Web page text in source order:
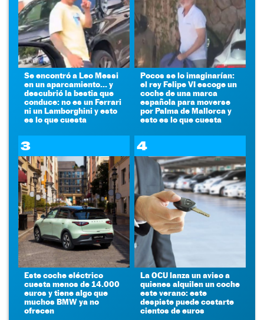
Se encontró a Leo Messi
en un aparcamiento... y
descubrió la bestia que
conduce: no es un Ferrari
ni un Lamborghini y esto
es lo que cuesta
Pocos se lo imaginarían:
el rey Felipe VI escoge un
coche de una marca
española para moverse
por Palma de Mallorca y
esto es lo que cuesta
3
Este coche eléctrico
cuesta menos de 14.000
euros y tiene algo que
muchos BMW ya no
ofrecen
4
La OCU lanza un aviso a
quienes alquilen un coche
este verano: este
despiste puede costarte
cientos de euros